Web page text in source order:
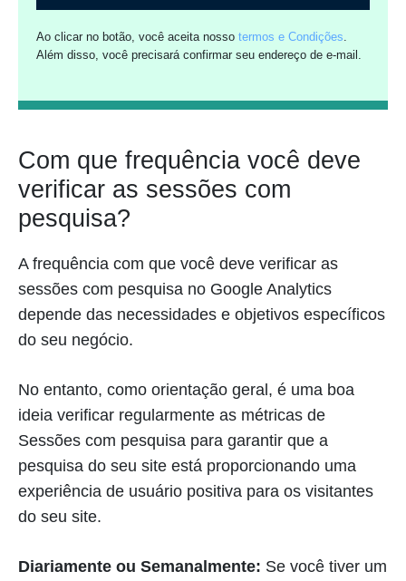
Ao clicar no botão, você aceita nossotermos e Condições
Além disso, você precisará confirmar seu endereço de e-mail.
Com que frequência você deve
verificar as sessões com
pesquisa?
A frequência com que você deve verificar as
sessões com pesquisa no Google Analytics
depende das necessidades e objetivos específicos
do seu negócio.
No entanto, como orientação geral, é uma boa
ideia verificar regularmente as métricas de
Sessões com pesquisa para garantir que a
pesquisa do seu site está proporcionando uma
experiência de usuário positiva para os visitantes
do seu site.
Diariamente ou Semanalmente: Se você tiver um